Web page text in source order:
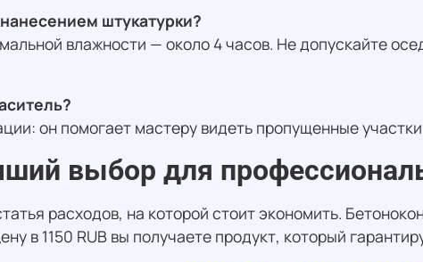
штукатурки?
влажности — около 4 часов. Не допускайте
он помогает мастеру видеть пропущенные
выбор для
расходов, на которой стоит экономить.
в 1150 RUB вы получаете продукт, который